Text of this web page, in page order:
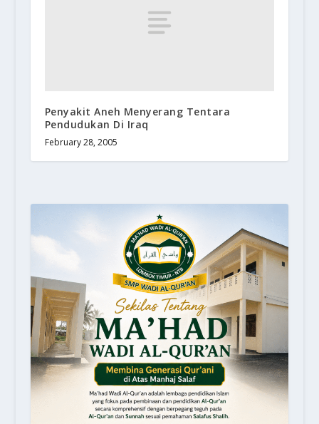
Penyakit Aneh Menyerang Tentara
Pendudukan Di Iraq
February 28, 2005